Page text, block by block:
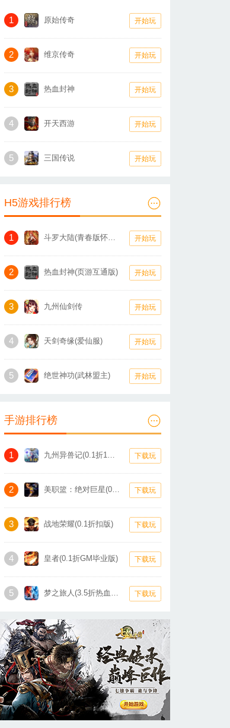
1 原始传奇 开始玩
2 维京传奇 开始玩
3 热血封神 开始玩
4 开天西游 开始玩
5 三国传说 开始玩
H5游戏排行榜
1 斗罗大陆(青春版怀旧服) 开始玩
2 热血封神(页游互通版) 开始玩
3 九州仙剑传 开始玩
4 天剑奇缘(爱仙服) 开始玩
5 绝世神功(武林盟主) 开始玩
手游排行榜
1 九州异兽记(0.1折1W免费版) 下载玩
2 美职篮：绝对巨星(0.1折卡牌) 下载玩
3 战地荣耀(0.1折扣版) 下载玩
4 皇者(0.1折GM毕业版) 下载玩
5 梦之旅人(3.5折热血霸业) 下载玩